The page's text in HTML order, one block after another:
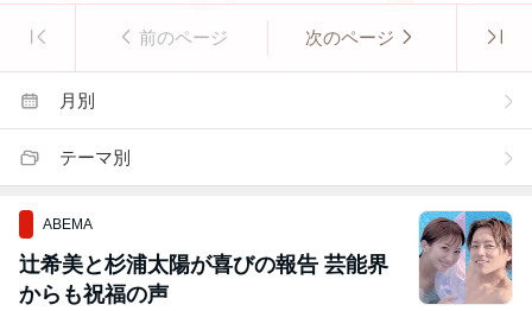
前のページ 次のページ
月別
テーマ別
ABEMA
辻希美と杉浦太陽が喜びの報告 芸能界
からも祝福の声